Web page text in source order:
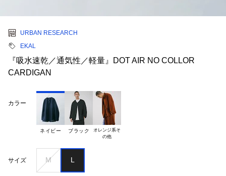
URBAN RESEARCH
EKAL
『吸水速乾／通気性／軽量』DOT AIR NO COLLOR
CARDIGAN
カラー
ネイビー ブラック
オレンジ系そ
サイズ M L